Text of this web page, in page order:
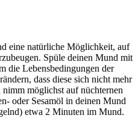
eine natürliche Möglichkeit, auf
Spüle deinen Mund mit
die Lebensbedingungen der
dass diese sich nicht mehr
möglichst auf nüchternen
oder Sesamöl in deinen Mund
etwa 2 Minuten im Mund.